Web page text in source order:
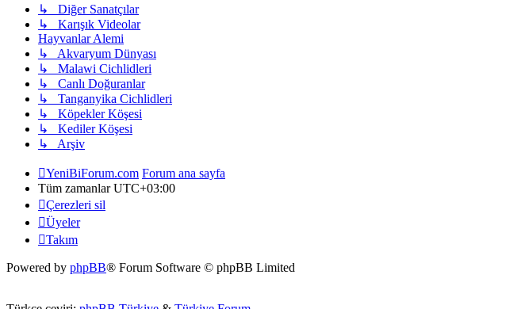
↳ Diğer Sanatçılar
↳ Karışık Videolar
Hayvanlar Alemi
↳ Akvaryum Dünyası
↳ Malawi Cichlidleri
↳ Canlı Doğuranlar
↳ Tanganyika Cichlidleri
↳ Köpekler Köşesi
↳ Kediler Köşesi
↳ Arşiv
YeniBiForum.com Forum ana sayfa
Tüm zamanlarUTC+03:00
Çerezleri sil
Üyeler
Takım
Powered by phpBB® Forum Software © phpBB Limited